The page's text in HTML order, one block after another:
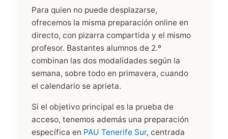
Para quien no puede desplazarse,
ofrecemos la misma preparación online en
directo, con pizarra compartida y el mismo
profesor. Bastantes alumnos de 2.º
combinan las dos modalidades según la
semana, sobre todo en primavera, cuando
el calendario se aprieta.
Si el objetivo principal es la prueba de
acceso, tenemos además una preparación
específica en PAU Tenerife Sur, centrada